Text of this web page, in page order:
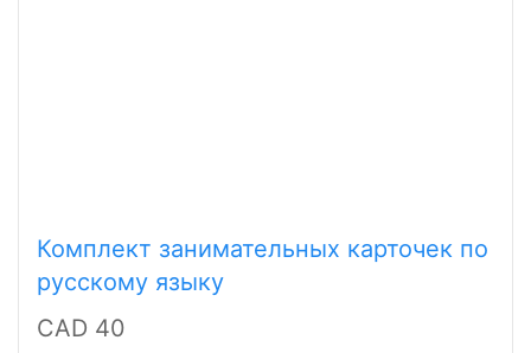
Комплект занимательных карточек по
русскому языку
CAD 40